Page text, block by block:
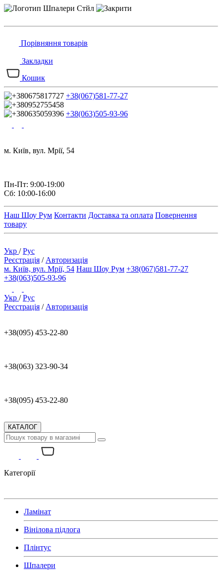
Порівняння товарів
Закладки
Кошик
+38(067)581-77-27
+38(063)505-93-96
м. Київ, вул. Мрії, 54
Пн-Пт: 9:00-19:00
Сб: 10:00-16:00
Наш Шоу Рум Контакти Доставка та оплата Повернення
товару
Укр /Рус
Реєстрація / Авторизація
м. Київ, вул. Мрії, 54 Наш Шоу Рум +38(067)581-77-27
+38(063)505-93-96
Укр /Рус
Реєстрація / Авторизація
+38(095) 453-22-80
+38(063) 323-90-34
+38(095) 453-22-80
КАТАЛОГ
Категорії
Ламінат
Вінілова підлога
Плінтус
Шпалери